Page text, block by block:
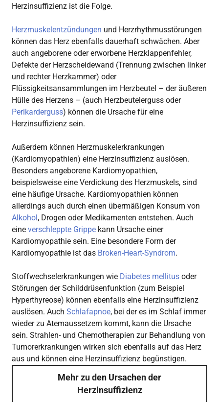
Herzinsuffizienz ist die Folge.
Herzmuskelentzündungen und Herzrhythmusstörungen
können das Herz ebenfalls dauerhaft schwächen. Aber
auch angeborene oder erworbene Herzklappenfehler,
Defekte der Herzscheidewand (Trennung zwischen linker
und rechter Herzkammer) oder
Flüssigkeitsansammlungen im Herzbeutel – der äußeren
Hülle des Herzens – (auch Herzbeutelerguss oder
Perikarderguss) können die Ursache für eine
Herzinsuffizienz sein.
Außerdem können Herzmuskelerkrankungen
(Kardiomyopathien) eine Herzinsuffizienz auslösen.
Besonders angeborene Kardiomyopathien,
beispielsweise eine Verdickung des Herzmuskels, sind
eine häufige Ursache. Kardiomyopathien können
allerdings auch durch einen übermäßigen Konsum von
Alkohol, Drogen oder Medikamenten entstehen. Auch
eine verschleppte Grippe kann Ursache einer
Kardiomyopathie sein. Eine besondere Form der
Kardiomyopathie ist das Broken-Heart-Syndrom.
Stoffwechselerkrankungen wie Diabetes mellitus oder
Störungen der Schilddrüsenfunktion (zum Beispiel
Hyperthyreose) können ebenfalls eine Herzinsuffizienz
auslösen. Auch Schlafapnoe, bei der es im Schlaf immer
wieder zu Atemaussetzern kommt, kann die Ursache
sein. Strahlen- und Chemotherapien zur Behandlung von
Tumorerkrankungen wirken sich ebenfalls auf das Herz
aus und können eine Herzinsuffizienz begünstigen.
Mehr zu den Ursachen der
Herzinsuffizienz